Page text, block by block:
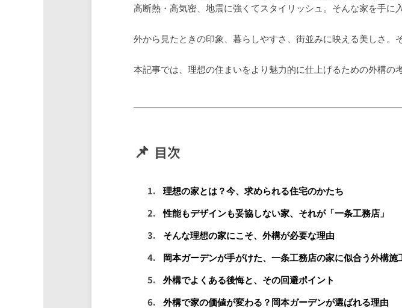
高断熱・高気密、地震に強くてスタイリッシュ。そんな家を手に
外から見たときの印象、暮らしやすさ、街並みに映える美しさ。
本記事では、理想の住まいをより魅力的に仕上げるための外構の
目次
理想の家とは？今、求められる住宅のかたち
性能もデザインも妥協しない家、それが「一条工務店」
そんな理想の家にこそ、外構が必要な理由
岡本ガーデンが手がけた、一条工務店の家に似合う外構施
外構でよくある後悔と、その回避ポイント
外構で家の価値が変わる？岡本ガーデンが選ばれる理由